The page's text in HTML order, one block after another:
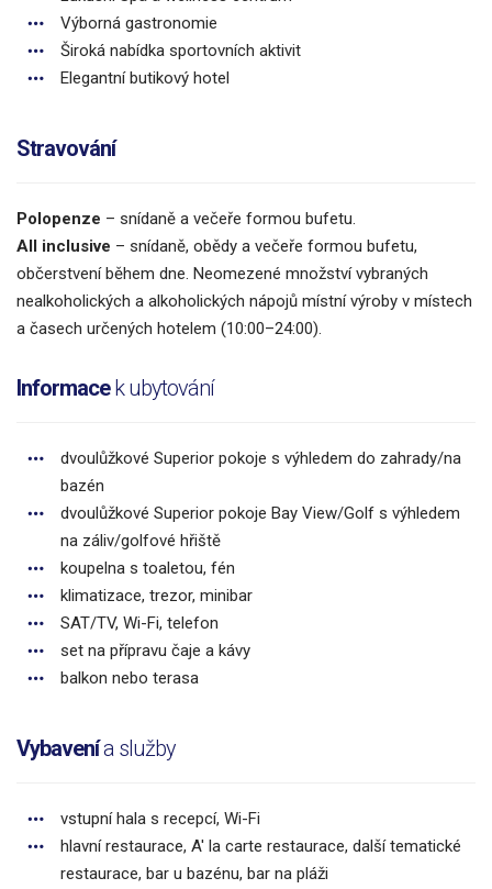
Výborná gastronomie
Široká nabídka sportovních aktivit
Elegantní butikový hotel
Stravování
Polopenze – snídaně a večeře formou bufetu.
All inclusive – snídaně, obědy a večeře formou bufetu,
občerstvení během dne. Neomezené množství vybraných
nealkoholických a alkoholických nápojů místní výroby v místech
a časech určených hotelem (10:00–24:00).
Informacek ubytování
dvoulůžkové Superior pokoje s výhledem do zahrady/na
bazén
dvoulůžkové Superior pokoje Bay View/Golf s výhledem
na záliv/golfové hřiště
koupelna s toaletou, fén
klimatizace, trezor, minibar
SAT/TV, Wi-Fi, telefon
set na přípravu čaje a kávy
balkon nebo terasa
Vybavenía služby
vstupní hala s recepcí, Wi-Fi
hlavní restaurace, A' la carte restaurace, další tematické
restaurace, bar u bazénu, bar na pláži